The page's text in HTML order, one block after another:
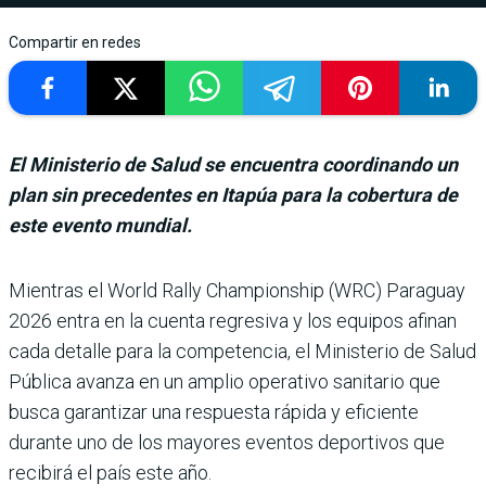
Compartir en redes
El Ministerio de Salud se encuentra coordinando un
plan sin precedentes en Itapúa para la cobertura de
este evento mundial.
Mientras el World Rally Champions­hip (WRC) Para­guay
2026 entra en la cuenta regresiva y los equipos afi­nan
cada detalle para la competencia, el Ministerio de Salud
Pública avanza en un amplio operativo sani­tario que
busca garantizar una respuesta rápida y efi­ciente
durante uno de los mayores eventos deportivos que
recibirá el país este año.